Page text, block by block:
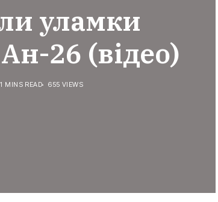
уламки
26 (відео)
1 MINS READ 655 VIEWS